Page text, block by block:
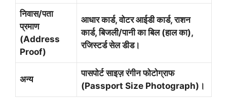
निवास/पता
प्रमाण
(Address
Proof)
आधार कार्ड, वोटर आईडी कार्ड, राशन
कार्ड, बिजली/पानी का बिल (हाल का),
रजिस्टर्ड सेल डीड।
अन्य
पासपोर्ट साइज़ रंगीन फोटोग्राफ
(Passport Size Photograph)।